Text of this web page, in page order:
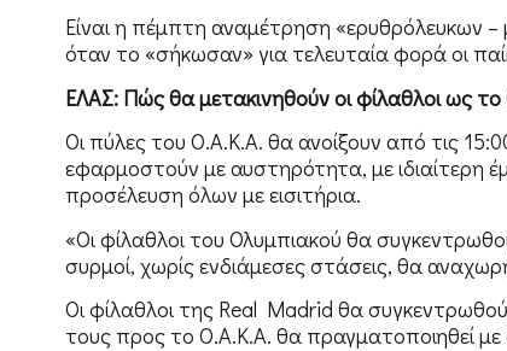
Είναι η πέμπτη αναμέτρηση «ερυθρόλευκων –
όταν το «σήκωσαν» για τελευταία φορά οι
ΕΛΑΣ: Πώς θα μετακινηθούν οι φίλαθλοι ως
Οι πύλες του Ο.Α.Κ.Α. θα ανοίξουν από τις
εφαρμοστούν με αυστηρότητα, με ιδιαίτερη
προσέλευση όλων με εισιτήρια.
«Οι φίλαθλοι του Ολυμπιακού θα
συρμοί, χωρίς ενδιάμεσες στάσεις, θα
Οι φίλαθλοι της Real Madrid θα
τους προς το Ο.Α.Κ.Α. θα πραγματοποιηθεί